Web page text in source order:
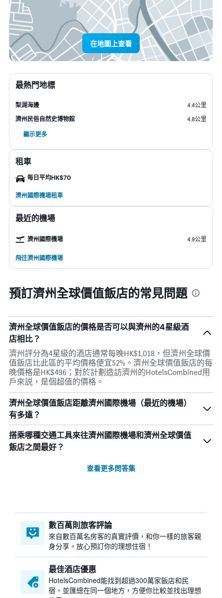
在地圖上查看
最熱門地標
梨湖海邊
4.4公里
濟州民俗自然史博物館
4.8公里
顯示更多
租車
每日平均HK$70
濟州國際機場租車
最近的機場
濟州國際機場 4.9公里
飛往濟州國際機場
預訂濟州全球價值飯店的常見問題
濟州全球價值飯店的價格是否可以與濟州的4星級酒
店相比？
濟州評分為4星級的酒店通常每晚HK$1,018，但濟州全球價
值飯店比此區的平均價格便宜52%。濟州全球價值飯店的每
晚價格是HK$496；對於計劃造訪濟州的HotelsCombined用
戶來説，是個超值的價格。
濟州全球價值飯店距離濟州國際機場（最近的機場）
有多遠？
搭乘哪種交通工具來往濟州國際機場和濟州全球價值
飯店之間最好？
查看更多問答集
數百萬則旅客評論
來自數百萬名房客的真實評價，和你一樣的旅客親
身分享。放心預訂你的理想住宿！
最佳酒店優惠
HotelsCombined​能找到超過300萬家飯店和民
宿，並匯總在同一個地方，方便你比較並找出理想